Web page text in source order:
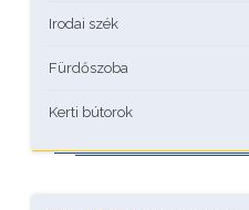
Irodai szék
Fürdőszoba
Kerti bútorok